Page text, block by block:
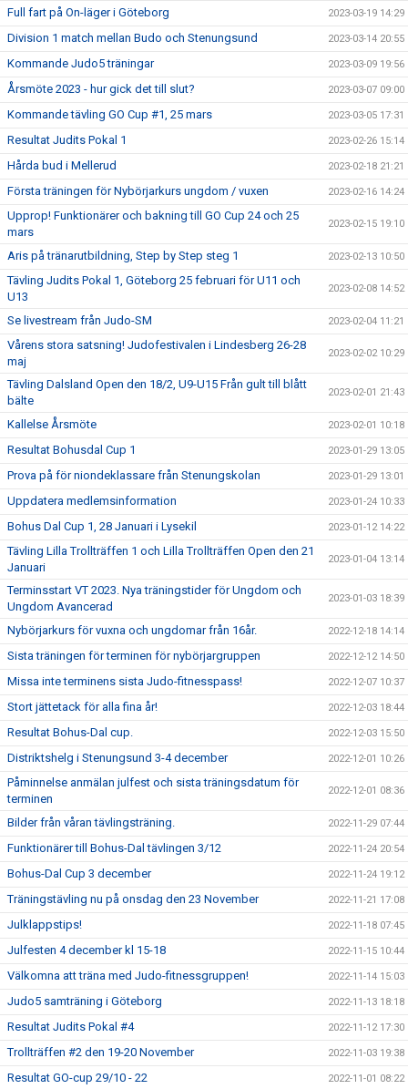
Full fart på On-läger i Göteborg 2023-03-19 14:29
Division 1 match mellan Budo och Stenungsund 2023-03-14 20:55
Kommande Judo5 träningar 2023-03-09 19:56
Årsmöte 2023 - hur gick det till slut? 2023-03-07 09:00
Kommande tävling GO Cup #1, 25 mars 2023-03-05 17:31
Resultat Judits Pokal 1 2023-02-26 15:14
Hårda bud i Mellerud 2023-02-18 21:21
Första träningen för Nybörjarkurs ungdom / vuxen 2023-02-16 14:24
Upprop! Funktionärer och bakning till GO Cup 24 och 25
mars
2023-02-15 19:10
Aris på tränarutbildning, Step by Step steg 1 2023-02-13 10:50
Tävling Judits Pokal 1, Göteborg 25 februari för U11 och
U13
2023-02-08 14:52
Se livestream från Judo-SM 2023-02-04 11:21
Vårens stora satsning! Judofestivalen i Lindesberg 26-28
maj
2023-02-02 10:29
Tävling Dalsland Open den 18/2, U9-U15 Från gult till blått
bälte
2023-02-01 21:43
Kallelse Årsmöte 2023-02-01 10:18
Resultat Bohusdal Cup 1 2023-01-29 13:05
Prova på för niondeklassare från Stenungskolan 2023-01-29 13:01
Uppdatera medlemsinformation 2023-01-24 10:33
Bohus Dal Cup 1, 28 Januari i Lysekil 2023-01-12 14:22
Tävling Lilla Trollträffen 1 och Lilla Trollträffen Open den 21
Januari
2023-01-04 13:14
Terminsstart VT 2023. Nya träningstider för Ungdom och
Ungdom Avancerad
2023-01-03 18:39
Nybörjarkurs för vuxna och ungdomar från 16år. 2022-12-18 14:14
Sista träningen för terminen för nybörjargruppen 2022-12-12 14:50
Missa inte terminens sista Judo-fitnesspass! 2022-12-07 10:37
Stort jättetack för alla fina år! 2022-12-03 18:44
Resultat Bohus-Dal cup. 2022-12-03 15:50
Distriktshelg i Stenungsund 3-4 december 2022-12-01 10:26
Påminnelse anmälan julfest och sista träningsdatum för
terminen
2022-12-01 08:36
Bilder från våran tävlingsträning. 2022-11-29 07:44
Funktionärer till Bohus-Dal tävlingen 3/12 2022-11-24 20:54
Bohus-Dal Cup 3 december 2022-11-24 19:12
Träningstävling nu på onsdag den 23 November 2022-11-21 17:08
Julklappstips! 2022-11-18 07:45
Julfesten 4 december kl 15-18 2022-11-15 10:44
Välkomna att träna med Judo-fitnessgruppen! 2022-11-14 15:03
Judo5 samträning i Göteborg 2022-11-13 18:18
Resultat Judits Pokal #4 2022-11-12 17:30
Trollträffen #2 den 19-20 November 2022-11-03 19:38
Resultat GO-cup 29/10 - 22 2022-11-01 08:22